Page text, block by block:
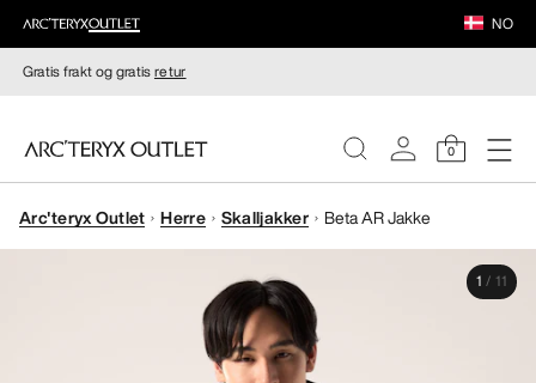
NO
Gratis frakt og gratisretur
0
DAMER
Arc'teryx Outlet Herre Skalljakker Beta AR Jakke
1 / 11